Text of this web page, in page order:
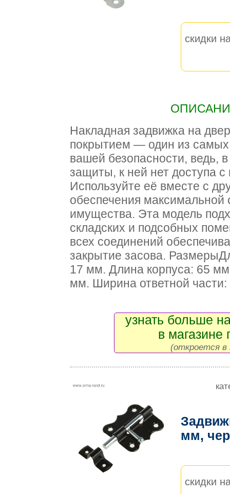
скидки
Накладная задвижка на
покрытием — один из
вашей безопасности, ведь,
защиты, к ней нет доступа
Используйте её вместе с
обеспечения максимальной
имущества. Эта модель
складских и подсобных
всех соединений
закрытие засова.
17 мм. Длина корпуса: 65
мм. Ширина ответной
узнать больше
в магазине
(откроется в
мм,
скидки